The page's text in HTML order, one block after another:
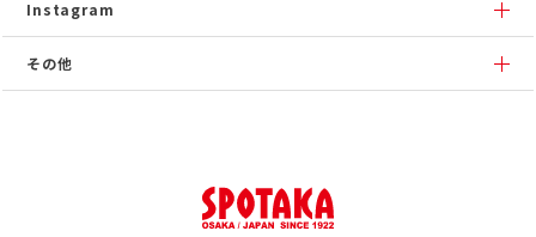
Instagram
その他